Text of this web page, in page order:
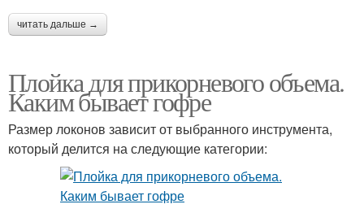
читать дальше →
Плойка для прикорневого объема.
Каким бывает гофре
Размер локонов зависит от выбранного инструмента,
который делится на следующие категории: